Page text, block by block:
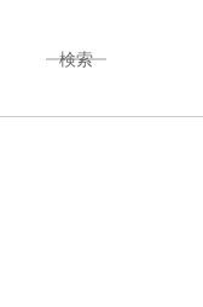
検索